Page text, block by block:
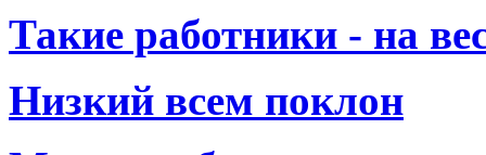
Такие работники - на
Низкий всем поклон